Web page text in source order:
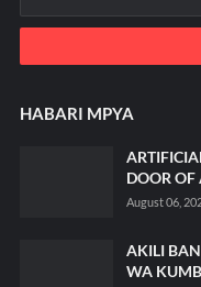
HABARI MPYA
DOOR OF
August 06,
AKILI
WA